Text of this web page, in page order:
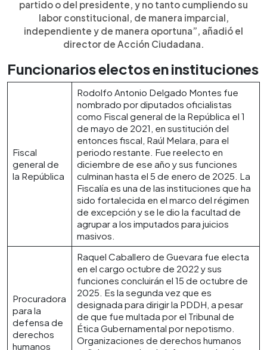
partido o del presidente, y no tanto cumpliendo su
labor constitucional, de manera imparcial,
independiente y de manera oportuna”, añadió el
director de Acción Ciudadana.
Funcionarios electos en instituciones
Fiscal
general de
la República
Rodolfo Antonio Delgado Montes fue
nombrado por diputados oficialistas
como Fiscal general de la República el 1
de mayo de 2021, en sustitución del
entonces fiscal, Raúl Melara, para el
periodo restante. Fue reelecto en
diciembre de ese año y sus funciones
culminan hasta el 5 de enero de 2025. La
Fiscalía es una de las instituciones que ha
sido fortalecida en el marco del régimen
de excepción y se le dio la facultad de
agrupar a los imputados para juicios
masivos.
Procuradora
para la
defensa de
derechos
humanos
Raquel Caballero de Guevara fue electa
en el cargo octubre de 2022 y sus
funciones concluirán el 15 de octubre de
2025. Es la segunda vez que es
designada para dirigir la PDDH, a pesar
de que fue multada por el Tribunal de
Ética Gubernamental por nepotismo.
Organizaciones de derechos humanos